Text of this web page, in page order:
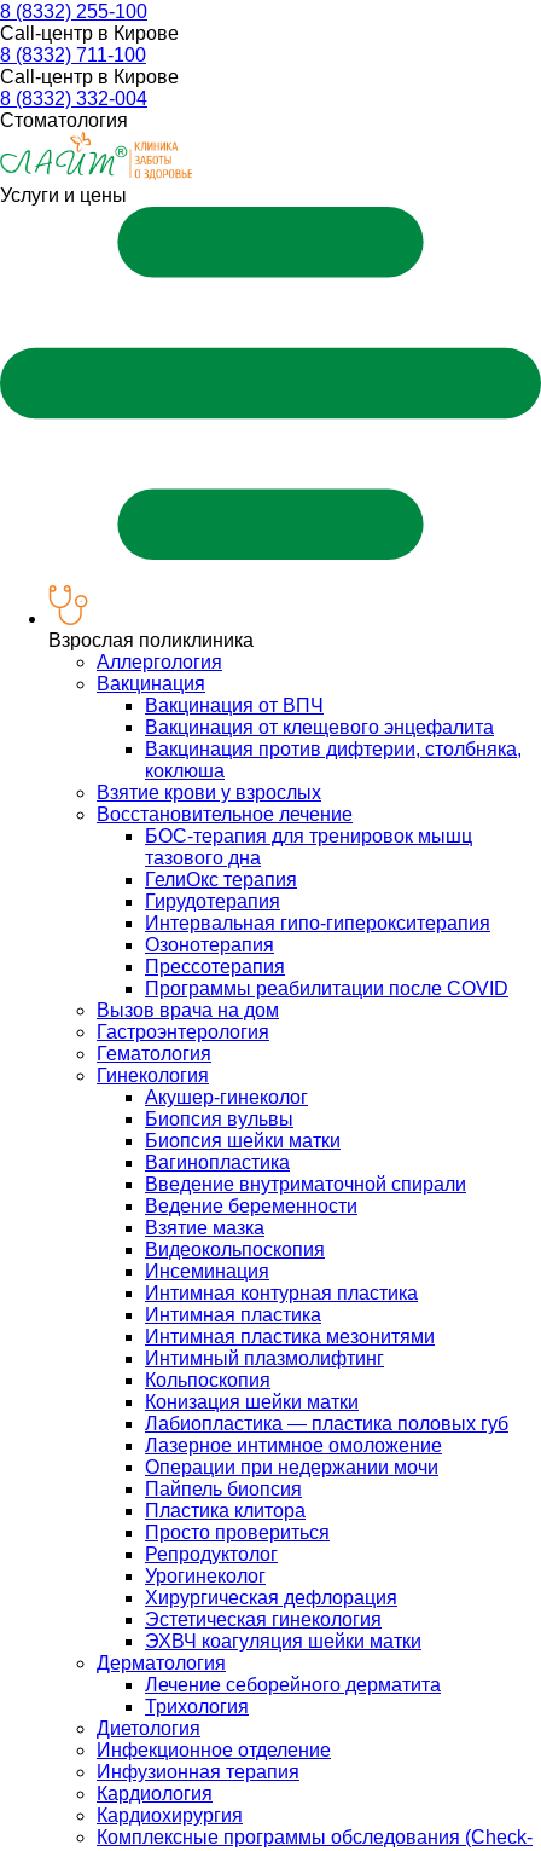
8 (8332) 255-100
Call-центр в Кирове
8 (8332) 711-100
Call-центр в Кирове
8 (8332) 332-004
Стоматология
Услуги и цены
Взрослая поликлиника
Аллергология
Вакцинация
Вакцинация от ВПЧ
Вакцинация от клещевого энцефалита
Вакцинация против дифтерии, столбняка,
коклюша
Взятие крови у взрослых
Восстановительное лечение
БОС-терапия для тренировок мышц
тазового дна
ГелиОкс терапия
Гирудотерапия
Интервальная гипо-гиперокситерапия
Озонотерапия
Прессотерапия
Программы реабилитации после СOVID
Вызов врача на дом
Гастроэнтерология
Гематология
Гинекология
Акушер-гинеколог
Биопсия вульвы
Биопсия шейки матки
Вагинопластика
Введение внутриматочной спирали
Ведение беременности
Взятие мазка
Видеокольпоскопия
Инсеминация
Интимная контурная пластика
Интимная пластика
Интимная пластика мезонитями
Интимный плазмолифтинг
Кольпоскопия
Конизация шейки матки
Лабиопластика — пластика половых губ
Лазерное интимное омоложение
Операции при недержании мочи
Пайпель биопсия
Пластика клитора
Просто провериться
Репродуктолог
Урогинеколог
Хирургическая дефлорация
Эстетическая гинекология
ЭХВЧ коагуляция шейки матки
Дерматология
Лечение себорейного дерматита
Трихология
Диетология
Инфекционное отделение
Инфузионная терапия
Кардиология
Кардиохирургия
Комплексные программы обследования (Check-